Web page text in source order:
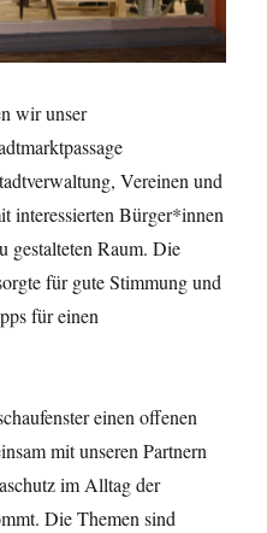
wir unser
Vereinen und
interessierten Bürger*innen
gestalteten Raum. Die
für gute Stimmung und
für einen
einen offenen
mit unseren Partnern
im Alltag der
Die Themen sind